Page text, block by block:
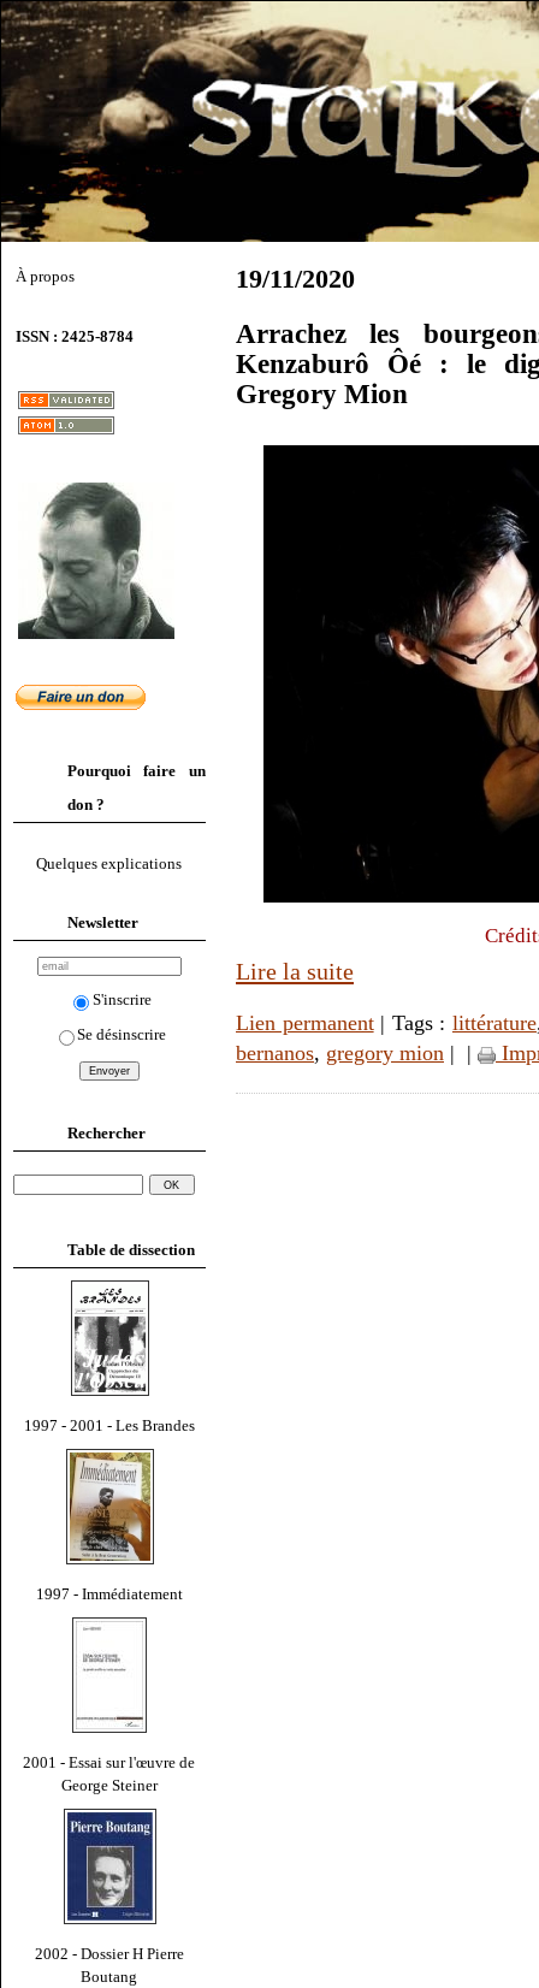
À propos
ISSN : 2425-8784
Pourquoi faire un
don ?
Quelques explications
Newsletter
S'inscrire
Se désinscrire
Rechercher
Table de dissection
1997 - 2001 - Les Brandes
1997 - Immédiatement
2001 - Essai sur l'œuvre de
George Steiner
2002 - Dossier H Pierre
Boutang
19/11/2020
Arrachez les
Kenzaburô Ôé : le
Gregory Mion
Lire la suite
Lien permanent| Tags : littérature
bernanos, gregory mion | |